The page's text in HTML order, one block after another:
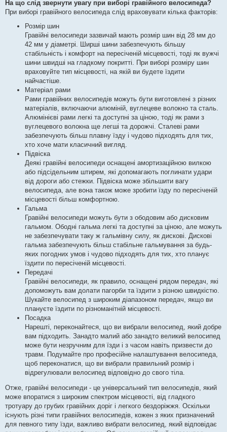
На що слід звернути увагу при виборі гравійного велосипеда?
При виборі гравійного велосипеда слід враховувати кілька факторів:
Розмір шин
Гравійні велосипеди зазвичай мають розмір шин від 28 мм до
42 мм у діаметрі. Ширші шини забезпечують більшу
стабільність і комфорт на пересіченій місцевості, тоді як вужчі
шини швидші на гладкому покритті. При виборі розміру шин
враховуйте тип місцевості, на якій ви будете їздити
найчастіше.
Матеріал рами
Рами гравійних велосипедів можуть бути виготовлені з різних
матеріалів, включаючи алюміній, вуглецеве волокно та сталь.
Алюмінієві рами легкі та доступні за ціною, тоді як рами з
вуглецевого волокна ще легші та дорожчі. Сталеві рами
забезпечують більш плавну їзду і чудово підходять для тих,
хто хоче мати класичний вигляд.
Підвіска
Деякі гравійні велосипеди оснащені амортизаційною вилкою
або підсідельним штирем, які допомагають поглинати удари
від дороги або стежки. Підвіска може збільшити вагу
велосипеда, але вона також може зробити їзду по пересіченій
місцевості більш комфортною.
Гальма
Гравійні велосипеди можуть бути з ободовим або дисковим
гальмом. Ободні гальма легкі та доступні за ціною, але можуть
не забезпечувати таку ж гальмівну силу, як дискові. Дискові
гальма забезпечують більш стабільне гальмування за будь-
яких погодних умов і чудово підходять для тих, хто планує
їздити по пересіченій місцевості.
Передачі
Гравійні велосипеди, як правило, оснащені рядом передач, які
допоможуть вам долати пагорби та їздити з різною швидкістю.
Шукайте велосипед з широким діапазоном передач, якщо ви
плануєте їздити по різноманітній місцевості.
Посадка
Нарешті, переконайтеся, що ви вибрали велосипед, який добре
вам підходить. Занадто малий або занадто великий велосипед
може бути незручним для їзди і з часом навіть призвести до
травм. Подумайте про професійне налаштування велосипеда,
щоб переконатися, що ви вибрали правильний розмір і
відрегулювали велосипед відповідно до свого тіла.
Отже, гравійні велосипеди - це універсальний тип велосипедів, який
може впоратися з широким спектром місцевості, від гладкого
тротуару до грубих гравійних доріг і легкого бездоріжжя. Оскільки
існують різні типи гравійних велосипедів, кожен з яких призначений
для певного типу їзди, важливо вибрати велосипед, який відповідає